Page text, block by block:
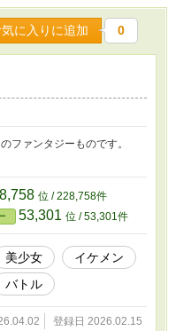
気に入りに追加 0
ファンタジーものです。
位 / 228,758件
53,301 位 / 53,301件
美少女
イケメン
バトル
登録日 2026.02.15